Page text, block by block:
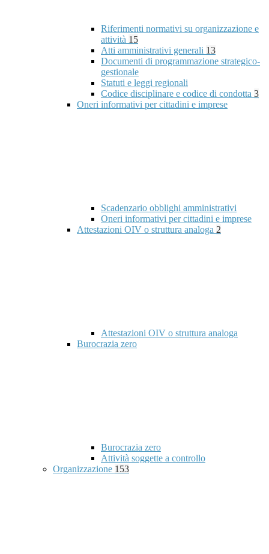
Riferimenti normativi su organizzazione e
attività 15
Atti amministrativi generali 13
Documenti di programmazione strategico-
gestionale
Statuti e leggi regionali
Codice disciplinare e codice di condotta 3
Oneri informativi per cittadini e imprese
Scadenzario obblighi amministrativi
Oneri informativi per cittadini e imprese
Attestazioni OIV o struttura analoga 2
Attestazioni OIV o struttura analoga
Burocrazia zero
Burocrazia zero
Attività soggette a controllo
Organizzazione 153